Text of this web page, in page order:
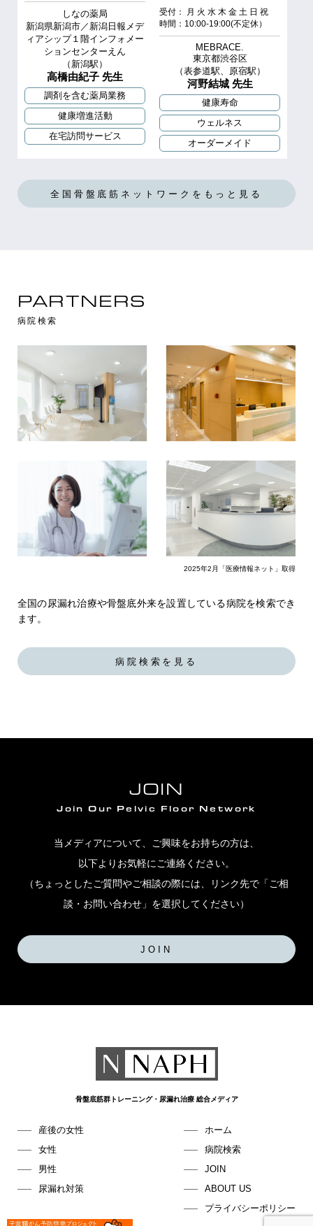
しなの薬局
新潟県新潟市／新潟日報メデ
ィアシップ１階インフォメー
ションセンターえん
（新潟駅）
高橋由紀子 先生
調剤を含む薬局業務
健康増進活動
在宅訪問サービス
受付： 月 火 水 木 金 土 日 祝
時間：10:00-19:00(不定休）
MEBRACE.
東京都渋谷区
（表参道駅、原宿駅）
河野結城 先生
健康寿命
ウェルネス
オーダーメイド
全国骨盤底筋ネットワークをもっと見る
PARTNERS
病院検索
全国の尿漏れ治療や骨盤底外来を設置している病院を検索でき
ます。
病院検索を見る
2025年2月「医療情報ネット」取得
JOIN
Join Our Pelvic Floor Network
当メディアについて、ご興味をお持ちの方は、
以下よりお気軽にご連絡ください。
（ちょっとしたご質問やご相談の際には、リンク先で「ご相
談・お問い合わせ」を選択してください）
JOIN
骨盤底筋群トレーニング・尿漏れ治療 総合メディア
産後の女性
女性
男性
尿漏れ対策
ホーム
病院検索
JOIN
ABOUT US
プライバシーポリシー